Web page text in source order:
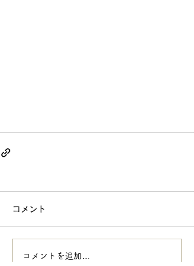
コメント
コメントを追加…